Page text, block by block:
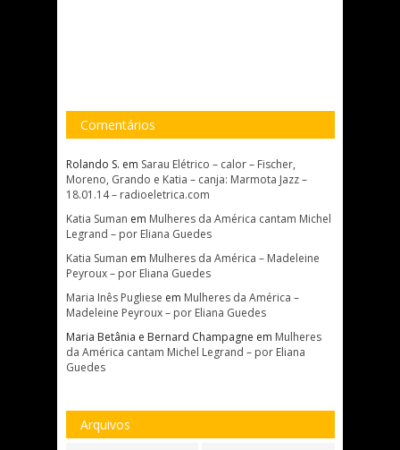
Comentários
Rolando S. em Sarau Elétrico – calor – Fischer,
Moreno, Grando e Katia – canja: Marmota Jazz –
18.01.14 – radioeletrica.com
Katia Suman em Mulheres da América cantam Michel
Legrand – por Eliana Guedes
Katia Suman em Mulheres da América – Madeleine
Peyroux – por Eliana Guedes
Maria Inês Pugliese em Mulheres da América –
Madeleine Peyroux – por Eliana Guedes
Maria Betânia e Bernard Champagne em Mulheres
da América cantam Michel Legrand – por Eliana
Guedes
Arquivos